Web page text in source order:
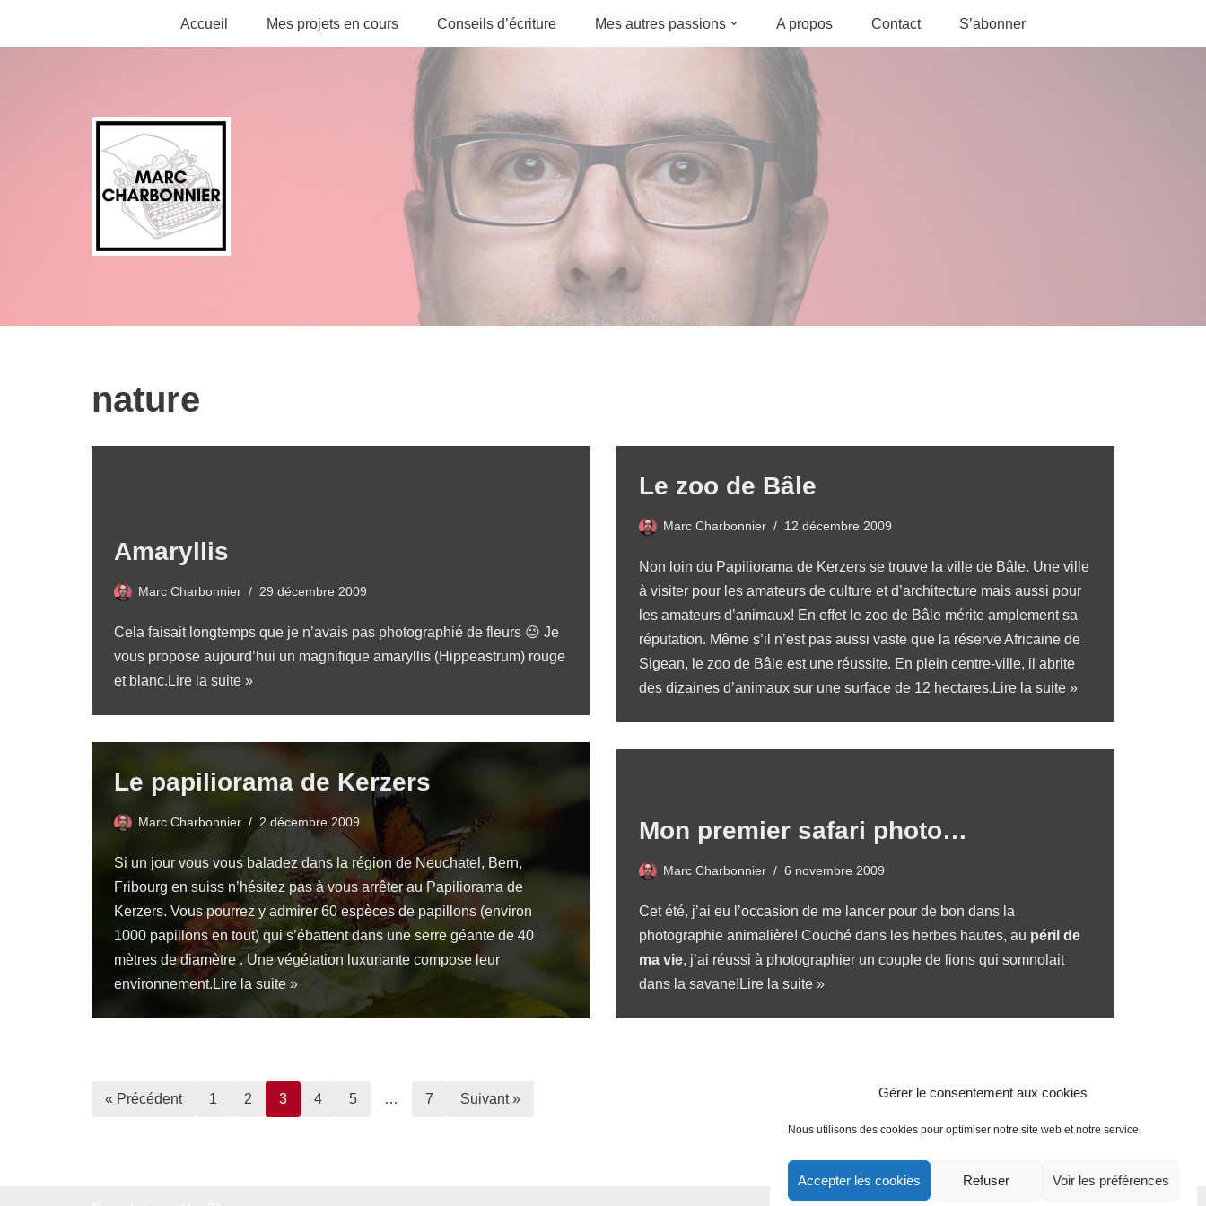
Gérer le consentement aux cookies
Nous utilisons des cookies pour optimiser notre site web et notre service.
Accepter les cookies Refuser Voir les préférences
Aller
Accueil Mes projets en cours Conseils d’écriture Mes autres passions A propos Contact S’abonner
nature
Amaryllis
Marc Charbonnier 29 décembre 2009
Cela faisait longtemps que je n’avais pas photographié de fleurs 😉 Je
vous propose aujourd’hui un magnifique amaryllis (Hippeastrum) rouge
et blanc. Lire la suite »
Le zoo de Bâle
Marc Charbonnier 12 décembre 2009
Non loin du Papiliorama de Kerzers se trouve la ville de Bâle. Une ville
à visiter pour les amateurs de culture et d’architecture mais aussi pour
les amateurs d’animaux! En effet le zoo de Bâle mérite amplement sa
réputation. Même s’il n’est pas aussi vaste que la réserve Africaine de
Sigean, le zoo de Bâle est une réussite. En plein centre-ville, il abrite
des dizaines d’animaux sur une surface de 12 hectares. Lire la suite »
Le papiliorama de Kerzers
Marc Charbonnier 2 décembre 2009
Si un jour vous vous baladez dans la région de Neuchatel, Bern,
Fribourg en suiss n’hésitez pas à vous arrêter au Papiliorama de
Kerzers. Vous pourrez y admirer 60 espèces de papillons (environ
1000 papillons en tout) qui s’ébattent dans une serre géante de 40
mètres de diamètre . Une végétation luxuriante compose leur
environnement. Lire la suite »
Mon premier safari photo…
Marc Charbonnier 6 novembre 2009
Cet été, j’ai eu l’occasion de me lancer pour de bon dans la
photographie animalière! Couché dans les herbes hautes, au péril de
ma vie, j’ai réussi à photographier un couple de lions qui somnolait
dans la savane! Lire la suite »
« Précédent 1 2 3 4 5 … 7 Suivant »